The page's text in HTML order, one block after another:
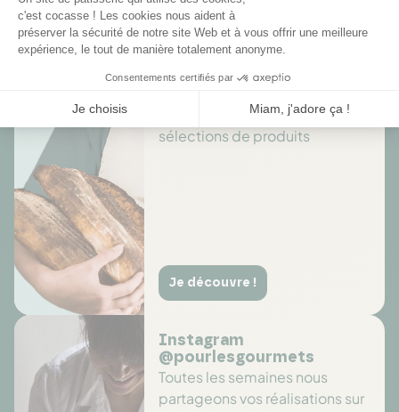
Des offres toute l’année
long de l'année sur des
sélections de produits
Je découvre !
Instagram
@pourlesgourmets
Toutes les semaines nous
partageons vos réalisations sur